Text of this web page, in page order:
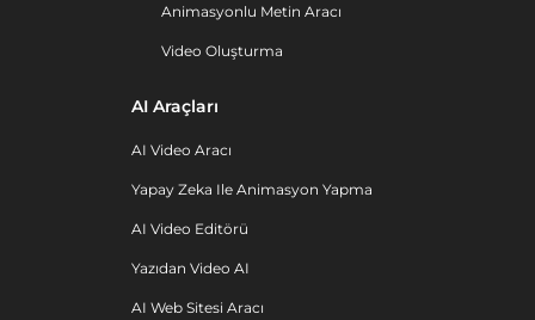
Animasyonlu Metin Aracı
Video Oluşturma
AI Araçları
AI Video Aracı
Yapay Zeka Ile Animasyon Yapma
AI Video Editörü
Yazıdan Video AI
AI Web Sitesi Aracı